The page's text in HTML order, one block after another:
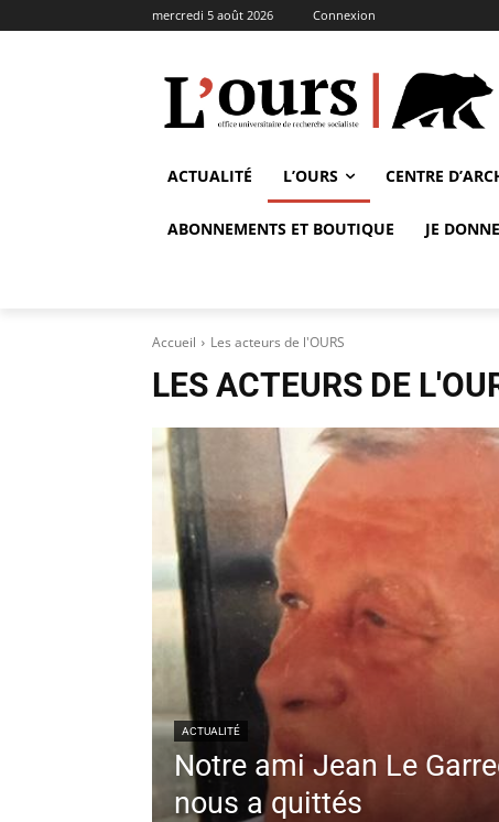
mercredi 5 août 2026 Connexion
ACTUALITÉ L’OURS CENTRE
ABONNEMENTS ET BOUTIQUE JE DONNE
Accueil Les acteurs de l'OURS
LES ACTEURS DE
ACTUALITÉ
Notre ami Jean Le
nous a quittés